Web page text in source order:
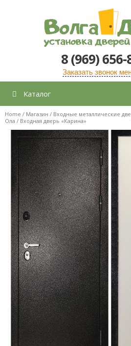
содержимому
8 (969) 656-
Заказать звонок
Каталог
Home / Магазин / Входные металлические
Ола / Входная дверь «Карина»